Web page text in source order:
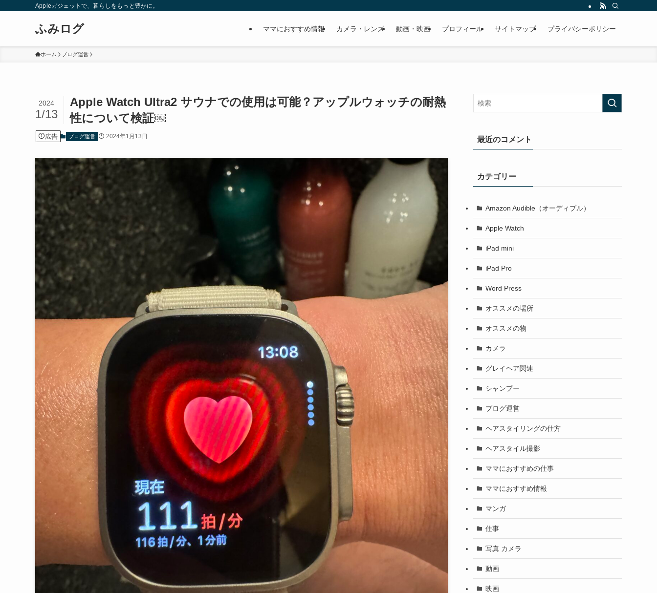
Appleガジェットで、暮らしをもっと豊かに。
ふみログ ママにおすすめ情報 カメラ・レンズ 動画・映画 プロフィール サイトマップ プライバシーポリシー
ホーム ブログ運営
Apple Watch Ultra2 サウナでの使用は可能？アップルウォッチの耐熱
性について検証￼
2024
1/13
広告 ブログ運営 2024年1月13日 最近のコメント
カテゴリー
Amazon Audible（オーディブル）
Apple Watch
iPad mini
iPad Pro
Word Press
オススメの場所
オススメの物
カメラ
グレイヘア関連
シャンプー
ブログ運営
ヘアスタイリングの仕方
ヘアスタイル撮影
ママにおすすめの仕事
ママにおすすめ情報
マンガ
仕事
写真 カメラ
動画
映画